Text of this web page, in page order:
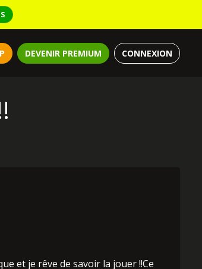
DEVENIR PREMIUM CONNEXION
et je rêve de savoir la jouer !!Ce